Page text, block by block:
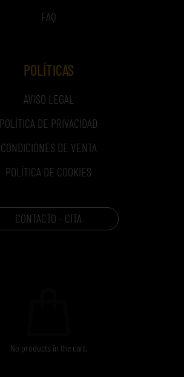
FAQ
POLÍTICAS
AVISO LEGAL
POLÍTICA DE PRIVACIDAD
CONDICIONES DE VENTA
POLÍTICA DE COOKIES
CONTACTO - CITA
No products in the cart.